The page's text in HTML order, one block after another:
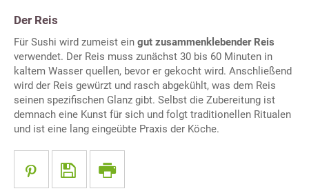
Der Reis
Für Sushi wird zumeist ein gut zusammenklebender Reis
verwendet. Der Reis muss zunächst 30 bis 60 Minuten in
kaltem Wasser quellen, bevor er gekocht wird. Anschließend
wird der Reis gewürzt und rasch abgekühlt, was dem Reis
seinen spezifischen Glanz gibt. Selbst die Zubereitung ist
demnach eine Kunst für sich und folgt traditionellen Ritualen
und ist eine lang eingeübte Praxis der Köche.